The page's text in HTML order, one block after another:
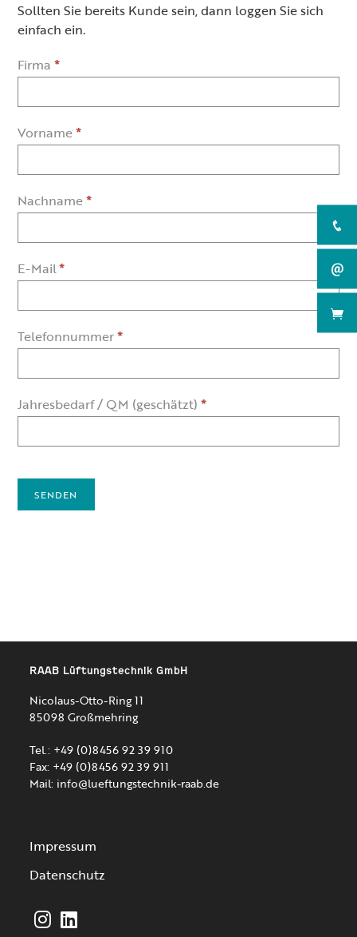
Sollten Sie bereits Kunde sein,dann loggen Sie sich
einfach ein.
Iklimax
Firma*
Vorname*
Nachname*
E-Mail*
Telefonnummer*
Jahresbedarf / QM (geschätzt)*
SENDEN
RAAB Lüftungstechnik GmbH
Nicolaus-Otto-Ring 11
85098 Großmehring
Tel.: +49 (0)8456 92 39 910
Fax: +49 (0)8456 92 39 911
Mail: info@lueftungstechnik-raab.de
Impressum
Datenschutz